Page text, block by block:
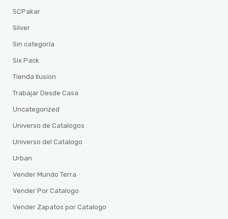
SCPakar
Silver
Sin categoría
Six Pack
Tienda Ilusion
Trabajar Desde Casa
Uncategorized
Universo de Catalogos
Universo del Catalogo
Urban
Vender Mundo Terra
Vender Por Catalogo
Vender Zapatos por Catalogo